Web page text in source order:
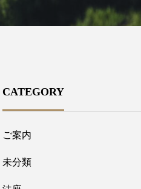
CATEGORY
ご案内
未分類